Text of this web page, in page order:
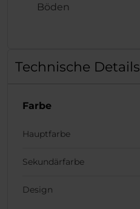
Böden
Technische Details
Farbe
Hauptfarbe
Sekundärfarbe
Design